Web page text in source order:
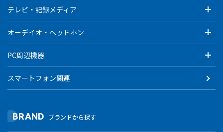
テレビ・記録メディア
オーデイオ・ヘッドホン
PC周辺機器
スマートフォン関連
BRAND ブランドから探す